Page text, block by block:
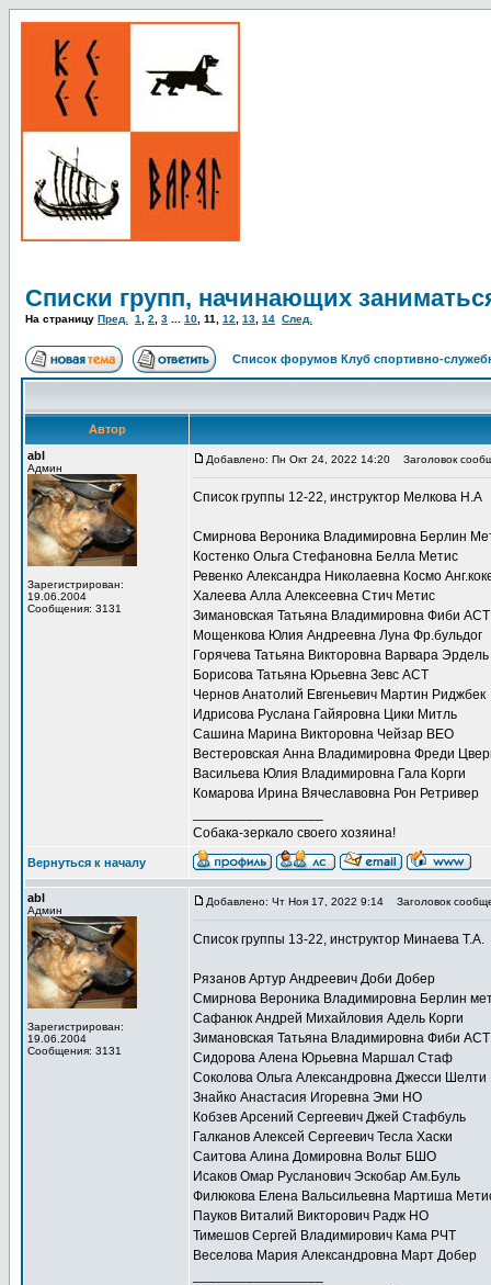
Списки групп, начинающих
На страницу Пред. 1 2 3 10 11 12 13 14 След.
Список форумов Клуб спортивно-
Автор
abl
Админ
Зарегистрирован:
19.06.2004
Сообщения: 3131
Добавлено: Пн Окт 24, 2022 14:20 Заголовок
Список группы 12-22, инструктор Мелкова Н.А
Смирнова Вероника Владимировна Берлин
Костенко Ольга Стефановна Белла Метис
Ревенко Александра Николаевна Космо
Халеева Алла Алексеевна Стич Метис
Зимановская Татьяна Владимировна Фиби АСТ
Мощенкова Юлия Андреевна Луна Фр.бульдог
Горячева Татьяна Викторовна Варвара Эрдель
Борисова Татьяна Юрьевна Зевс АСТ
Чернов Анатолий Евгеньевич Мартин Риджбек
Идрисова Руслана Гайяровна Цики Митль
Сашина Марина Викторовна Чейзар ВЕО
Вестеровская Анна Владимировна Фреди
Васильева Юлия Владимировна Гала Корги
Комарова Ирина Вячеславовна Рон Ретривер
Собака-зеркало своего хозяина!
Вернуться к началу
abl
Админ
Зарегистрирован:
19.06.2004
Сообщения: 3131
Добавлено: Чт Ноя 17, 2022 9:14 Заголовок
Список группы 13-22, инструктор Минаева Т.А.
Рязанов Артур Андреевич Доби Добер
Смирнова Вероника Владимировна Берлин
Сафанюк Андрей Михайловия Адель Корги
Зимановская Татьяна Владимировна Фиби АСТ
Сидорова Алена Юрьевна Маршал Стаф
Соколова Ольга Александровна Джесси Шелти
Знайко Анастасия Игоревна Эми НО
Кобзев Арсений Сергеевич Джей Стафбуль
Галканов Алексей Сергеевич Тесла Хаски
Саитова Алина Домировна Вольт БШО
Исаков Омар Русланович Эскобар Ам.Буль
Филюкова Елена Вальсильевна Мартиша
Пауков Виталий Викторович Радж НО
Тимешов Сергей Владимирович Кама РЧТ
Веселова Мария Александровна Март Добер